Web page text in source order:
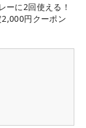
ーに2回使える！
円クーポン